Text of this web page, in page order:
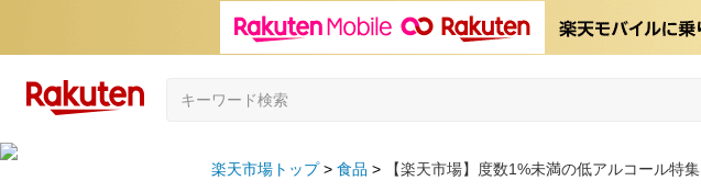
楽天市場トップ 食品 【楽天市場】度数1%未満の低アルコール特集